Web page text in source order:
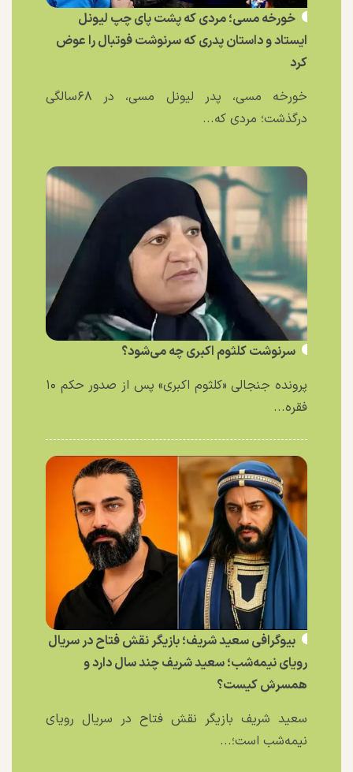
خورخه مسی؛ مردی که پشت پای چپ لیونل
ایستاد و داستان پدری که سرنوشت فوتبال را عوض
کرد
خورخه مسی، پدر لیونل مسی، در ۶۸سالگی
درگذشت؛ مردی که...
سرنوشت کلثوم اکبری چه می‌شود؟
پرونده جنجالی «کلثوم اکبری» پس از صدور حکم ۱۰
فقره...
بیوگرافی سعید شریف؛ بازیگر نقش فتاح در سریال
رویای نیمه‌شب؛ سعید شریف چند سال دارد و
همسرش کیست؟
سعید شریف بازیگر نقش فتاح در سریال رویای
نیمه‌شب است؛...